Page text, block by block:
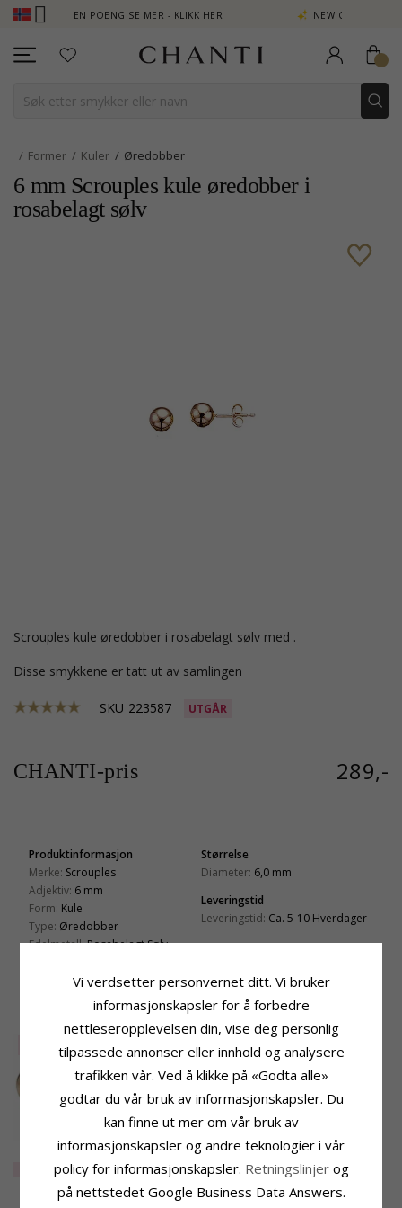
- TJEN POENG SE MER - KLIKK HER NEW COLLECTION | AURA
Former Kuler Øredobber
6 mm Scrouples kule øredobber i
rosabelagt sølv
Scrouples kule øredobber i rosabelagt sølv med .
Disse smykkene er tatt ut av samlingen
SKU 223587 UTGÅR
CHANTI-pris 289,-
Produktinformasjon
Merke: Scrouples
Adjektiv: 6 mm
Form: Kule
Type: Øredobber
Edelmetall:Rosabelagt Sølv
Størrelse
Diameter: 6,0 mm
Leveringstid
Leveringstid: Ca. 5-10 Hverdager
KUNDER KJØPER OGSÅ
50%
3 mm NORDAHL
ANDERSEN kule
øredobber i forgylt
sølv
EXTRA88,-
Vi verdsetter personvernet ditt. Vi bruker
informasjonskapsler for å forbedre
nettleseropplevelsen din, vise deg personlig
tilpassede annonser eller innhold og analysere
trafikken vår. Ved å klikke på «Godta alle»
godtar du vår bruk av informasjonskapsler. Du
kan finne ut mer om vår bruk av
informasjonskapsler og andre teknologier i vår
policy for informasjonskapsler. Retningslinjer og
på nettstedet Google Business Data Answers.